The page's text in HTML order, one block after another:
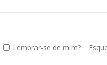
Lembrar-se de mim?